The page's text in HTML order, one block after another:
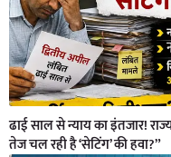
ढाई साल से न्याय का इंतजार!
तेज चल रही है ‘सेटिंग’ की हवा?”